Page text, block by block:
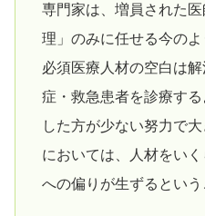
専門家は、増員された
理」のみに任せる今の
必須医療人材の空白は
症・救急患者を診療す
した方が少ない努力で
においては、人材をい
への偏りが生ずるという